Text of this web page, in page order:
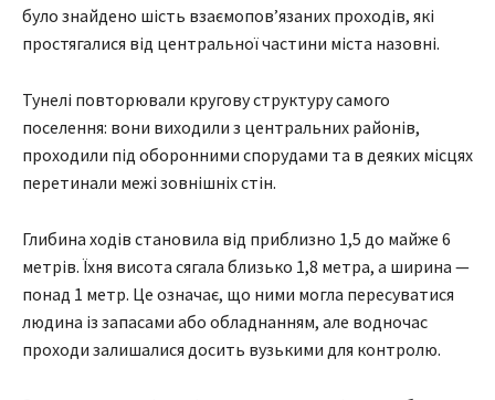
було знайдено шість взаємопов’язаних проходів, які
простягалися від центральної частини міста назовні.
Тунелі повторювали кругову структуру самого
поселення: вони виходили з центральних районів,
проходили під оборонними спорудами та в деяких місцях
перетинали межі зовнішніх стін.
Глибина ходів становила від приблизно 1,5 до майже 6
метрів. Їхня висота сягала близько 1,8 метра, а ширина —
понад 1 метр. Це означає, що ними могла пересуватися
людина із запасами або обладнанням, але водночас
проходи залишалися досить вузькими для контролю.